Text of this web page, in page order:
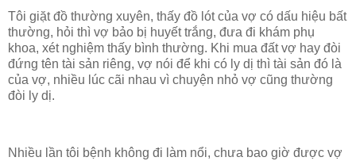
Tôi giặt đồ thường xuyên, thấy đồ lót của vợ có dấu hiệu bất
thường, hỏi thì vợ bảo bị huyết trắng, đưa đi khám phụ
khoa, xét nghiệm thấy bình thường. Khi mua đất vợ hay đòi
đứng tên tài sản riêng, vợ nói để khi có ly dị thì tài sản đó là
của vợ, nhiều lúc cãi nhau vì chuyện nhỏ vợ cũng thường
đòi ly dị.
Nhiều lần tôi bệnh không đi làm nổi, chưa bao giờ được vợ